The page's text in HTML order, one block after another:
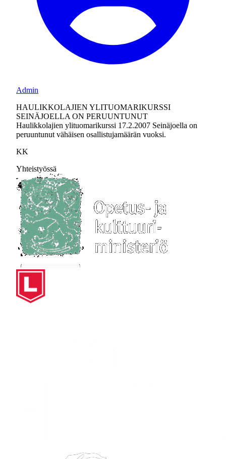
Admin
HAULIKKOLAJIEN YLITUOMARIKURSSI
SEINÄJOELLA ON PERUUNTUNUT
Haulikkolajien ylituomarikurssi 17.2.2007 Seinäjoella on
peruuntunut vähäisen osallistujamäärän vuoksi.
KK
Yhteistyössä